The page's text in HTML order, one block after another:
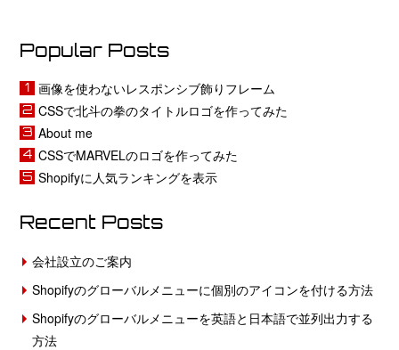
ジ
ン
ア
ッ
プ
ー
ム
CSS
け
で
作
っ
て
た
ス
ポ
ン
け
で
っ
て
Popular Posts
画像を使わないレスポンシブ飾りフレーム
CSSで北斗の拳のタイトルロゴを作ってみた
About me
CSSでMARVELのロゴを作ってみた
Shopifyに人気ランキングを表示
Recent Posts
会社設立のご案内
Shopifyのグローバルメニューに個別のアイコンを付ける方法
Shopifyのグローバルメニューを英語と日本語で並列出力する
方法